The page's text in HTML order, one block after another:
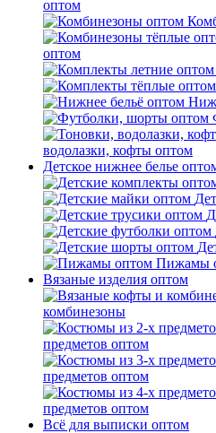
оптом
оптом
водолазки, кофты оптом
Детское нижнее белье
Пижамы
Вязаные изделия оптом
комбинезоны
предметов оптом
предметов оптом
предметов оптом
Всё для выписки оптом